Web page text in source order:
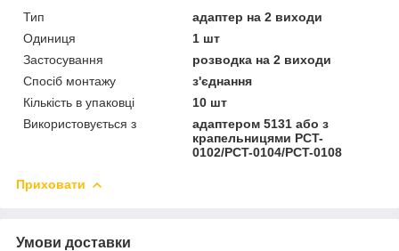
Тип
адаптер на 2 виходи
Одиниця
1 шт
Застосування
розводка на 2 виходи
Спосіб монтажу
з'єднання
Кількість в упаковці
10 шт
Використовується з
адаптером 5131 або з
крапельницями PCT-
0102/PCT-0104/PCT-0108
Приховати
Умови доставки